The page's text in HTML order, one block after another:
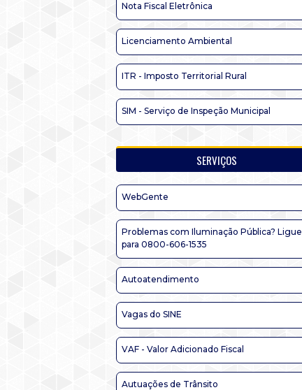
Nota Fiscal Eletrônica
Licenciamento Ambiental
ITR - Imposto Territorial Rural
SIM - Serviço de Inspeção Municipal
SERVIÇOS
WebGente
Problemas com Iluminação Pública? Ligue
para 0800-606-1535
Autoatendimento
Vagas do SINE
VAF - Valor Adicionado Fiscal
Autuações de Trânsito